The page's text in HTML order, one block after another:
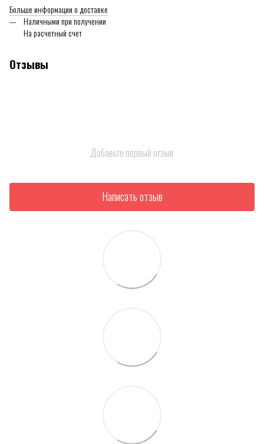
Больше информации о доставке
Наличными при получении
На расчетный счет
Отзывы
Добавьте первый отзыв
Написать отзыв